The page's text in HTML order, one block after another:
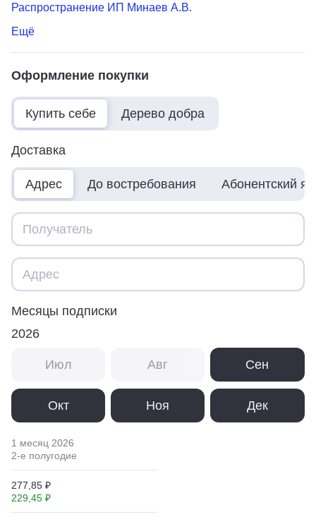
Распространение ИП Минаев А.В.
Ещё
Оформление покупки
Купить себе Дерево добра
Доставка
Адрес До востребования Абонентский
Месяцы подписки
2026
Июл Авг Сен
Окт Ноя Дек
1 месяц 2026
2-е полугодие
277,85 ₽
229,45 ₽